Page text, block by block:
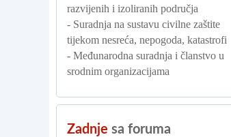
razvijenih i izoliranih područja
- Suradnja na sustavu civilne zaštite
tijekom nesreća, nepogoda, katastrofi
- Međunarodna suradnja i članstvo u
srodnim organizacijama
Zadnje sa foruma